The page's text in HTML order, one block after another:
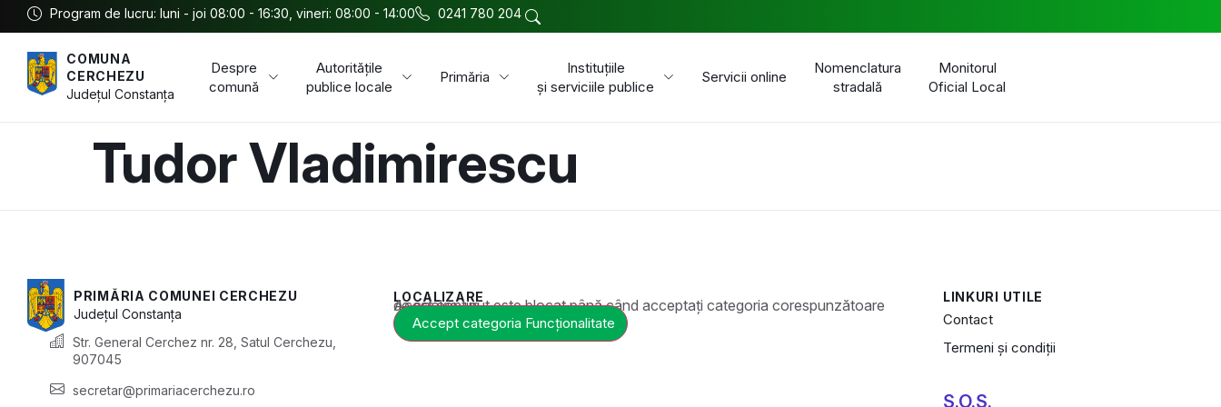
Program de lucru: luni - joi 08:00 - 16:30, vineri: 08:00 - 14:00 0241 780 204
COMUNA
CERCHEZU
JudețulConstanța
Despre
comună
Autoritățile
publice locale
Primăria
Instituțiile
și serviciile publice
Servicii online
Nomenclatura
stradală
Monitorul
Oficial Local
Tudor Vladimirescu
PRIMĂRIA COMUNEI CERCHEZU
JudețulConstanța
Str. General Cerchez nr. 28, Satul Cerchezu,
907045
secretar@primariacerchezu.ro
LOCALIZARE
Acest conținut este blocat până când acceptați categoria corespunzătoare de cookie-uri.
Accept categoria Funcționalitate
LINKURI UTILE
Contact
Termeni și condiții
S.O.S.